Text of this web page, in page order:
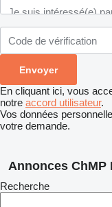
En cliquant ici, vous
notre accord utilisateur.
Vos données
votre demande.
Annonces ChMP
Recherche